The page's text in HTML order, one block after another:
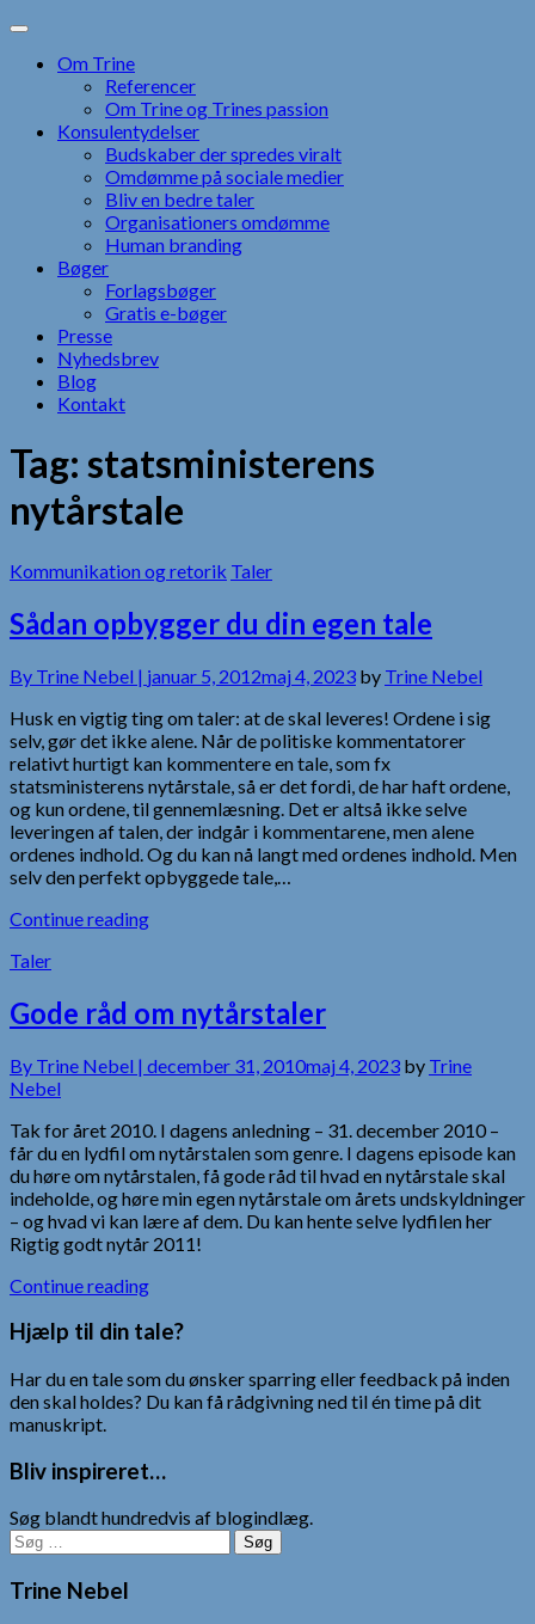
Skip
contentOm Trine
Referencer
Om Trine og Trines passion
Konsulentydelser
Budskaber der spredes viralt
Omdømme på sociale medier
Bliv en bedre taler
Organisationers omdømme
Human branding
Bøger
Forlagsbøger
Gratis e-bøger
Presse
Nyhedsbrev
Blog
Kontakt
Tag: statsministerens
nytårstale
Kommunikation og retorik Taler
Sådan opbygger du din egen tale
By Trine Nebel | januar 5, 2012maj 4, 2023 by Trine Nebel
Husk en vigtig ting om taler: at de skal leveres! Ordene i sig
selv, gør det ikke alene. Når de politiske kommentatorer
relativt hurtigt kan kommentere en tale, som fx
statsministerens nytårstale, så er det fordi, de har haft ordene,
og kun ordene, til gennemlæsning. Det er altså ikke selve
leveringen af talen, der indgår i kommentarene, men alene
ordenes indhold. Og du kan nå langt med ordenes indhold. Men
selv den perfekt opbyggede tale,…
Continue reading
Taler
Gode råd om nytårstaler
By Trine Nebel | december 31, 2010maj 4, 2023 by Trine
Nebel
Tak for året 2010. I dagens anledning – 31. december 2010 –
får du en lydfil om nytårstalen som genre. I dagens episode kan
du høre om nytårstalen, få gode råd til hvad en nytårstale skal
indeholde, og høre min egen nytårstale om årets undskyldninger
– og hvad vi kan lære af dem. Du kan hente selve lydfilen her
Rigtig godt nytår 2011!
Continue reading
Hjælp til din tale?
Har du en tale som du ønsker sparring eller feedback på inden
den skal holdes? Du kan få rådgivning ned til én time på dit
manuskript.
Bliv inspireret…
Søg blandt hundredvis af blogindlæg.
Søg
efter:
Trine Nebel